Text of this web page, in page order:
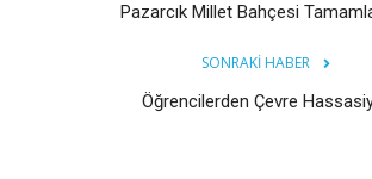
Pazarcık Millet Bahçesi
SONRAKI HABER
Öğrencilerden Çevre